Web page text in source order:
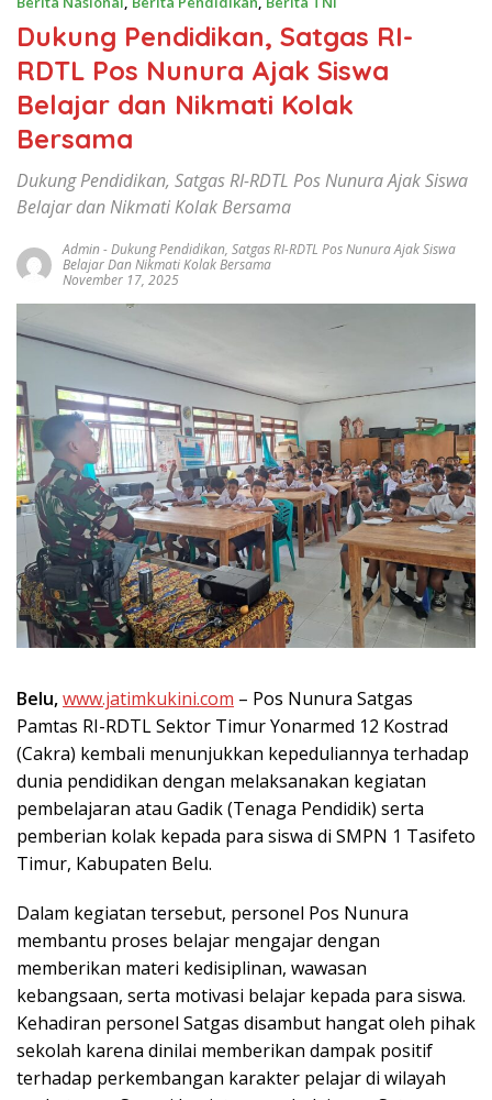
Dukung Pendidikan, Satgas RI-
RDTL Pos Nunura Ajak Siswa
Belajar dan Nikmati Kolak
Bersama
Dukung Pendidikan, Satgas RI-RDTL Pos Nunura Ajak Siswa
Belajar dan Nikmati Kolak Bersama
Admin-Dukung Pendidikan, Satgas RI-RDTL Pos Nunura Ajak Siswa
Belajar Dan Nikmati Kolak Bersama
November 17, 2025
Belu,www.jatimkukini.com – Pos Nunura Satgas
Pamtas RI-RDTL Sektor Timur Yonarmed 12 Kostrad
(Cakra) kembali menunjukkan kepeduliannya terhadap
dunia pendidikan dengan melaksanakan kegiatan
pembelajaran atau Gadik (Tenaga Pendidik) serta
pemberian kolak kepada para siswa di SMPN 1 Tasifeto
Timur, Kabupaten Belu.
Dalam kegiatan tersebut, personel Pos Nunura
membantu proses belajar mengajar dengan
memberikan materi kedisiplinan, wawasan
kebangsaan, serta motivasi belajar kepada para siswa.
Kehadiran personel Satgas disambut hangat oleh pihak
sekolah karena dinilai memberikan dampak positif
terhadap perkembangan karakter pelajar di wilayah